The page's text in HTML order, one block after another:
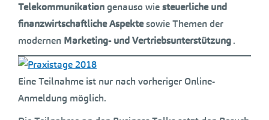
Telekommunikationgenauso wiesteuerliche und
finanzwirtschaftliche Aspektesowie Themen der
modernen Marketing- und Vertriebsunterstützung.
Eine Teilnahme ist nur nach vorheriger Online-
Anmeldung möglich.